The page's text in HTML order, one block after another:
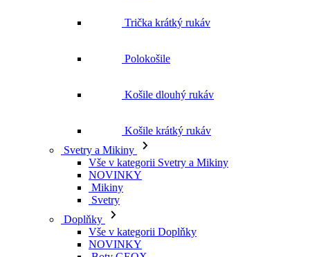
Trička krátký rukáv
Polokošile
Košile dlouhý rukáv
Košile krátký rukáv
Svetry a Mikiny
Vše v kategorii Svetry a Mikiny
NOVINKY
Mikiny
Svetry
Doplňky
Vše v kategorii Doplňky
NOVINKY